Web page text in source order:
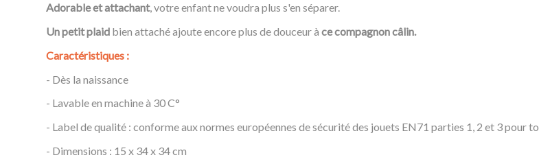
Adorable et attachant, votre enfant ne voudra plus s'en séparer.
Un petit plaid bien attaché ajoute encore plus de douceur à ce compagnon câlin.
Caractéristiques :
- Dès la naissance
- Lavable en machine à 30 C°
- Label de qualité : conforme aux normes européennes de sécurité des jouets EN71 parties 1, 2 et 3 pour
- Dimensions : 15 x 34 x 34 cm